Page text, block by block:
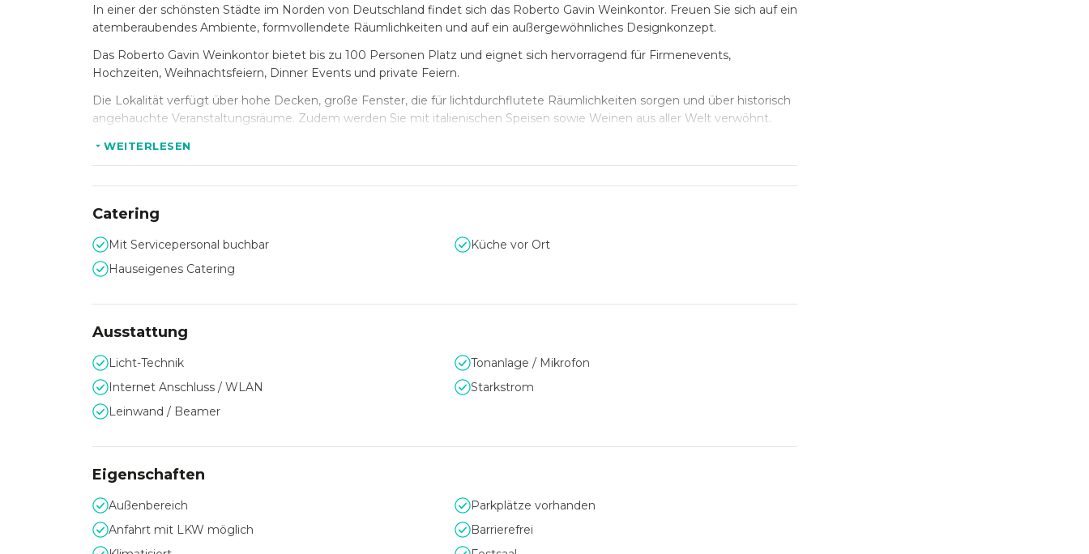
In einer der schönsten Städte im Norden von Deutschland findet sich das Roberto Gavin Weinkontor. Freuen Sie sich auf ein
atemberaubendes Ambiente, formvollendete Räumlichkeiten und auf ein außergewöhnliches Designkonzept.
Das Roberto Gavin Weinkontor bietet bis zu 100 Personen Platz und eignet sich hervorragend für Firmenevents,
Hochzeiten, Weihnachtsfeiern, Dinner Events und private Feiern.
Die Lokalität verfügt über hohe Decken, große Fenster, die für lichtdurchflutete Räumlichkeiten sorgen und über historisch
angehauchte Veranstaltungsräume. Zudem werden Sie mit italienischen Speisen sowie Weinen aus aller Welt verwöhnt.
Durch die gute Verkehrsanbindung und durch ausreichend zur Verfügung gestellte Parkplätze kann eine komfortable
Anreise mit dem PKW erfolgen.
Gern steht Ihnen das engagierte und professionelle Team der Location bei der Planung, im Aufbau und bei der
Durchführung eines Events mit Rat und Tat zur Seite.
WEITERLESEN
Catering
Mit Servicepersonal buchbar
Küche vor Ort
Hauseigenes Catering
Ausstattung
Licht-Technik
Tonanlage / Mikrofon
Internet Anschluss / WLAN
Starkstrom
Leinwand / Beamer
Eigenschaften
Außenbereich
Parkplätze vorhanden
Anfahrt mit LKW möglich
Barrierefrei